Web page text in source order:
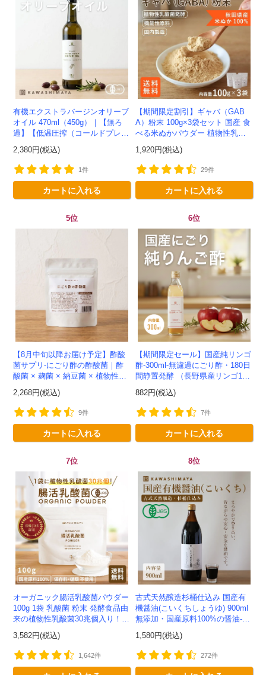
有機エクストラバージンオリーブ
オイル 470ml（450g）｜【無ろ
過】【低温圧搾（コールドプレ
ス）製法】イタリア産-かわしま
屋-
2,380円(税込)
1件
カートに入れる
【期間限定割引】ギャバ（GAB
A）粉末 100g×3袋セット 国産 食
べる米ぬかパウダー 植物性乳酸
菌発酵 -かわしま屋- 【送料無
料】*メール便での発送...
1,920円(税込)
29件
カートに入れる
5位
【8月中旬以降お届け予定】酢酸
菌サプリ-にごり酢の酢酸菌｜酢
酸菌 × 麹菌 × 納豆菌 × 植物性乳
酸菌20兆個を一粒に凝縮-かわし
ま屋-モニター追加20...
2,268円(税込)
9件
カートに入れる
6位
【期間限定セール】国産純リンゴ
酢-300ml-無濾過にごり酢・180日
間静置発酵 （長野県産リンゴ10
0%）-かわしま屋-
882円(税込)
7件
カートに入れる
7位
オーガニック腸活乳酸菌パウダー
100g 1袋 乳酸菌 粉末 発酵食品由
来の植物性乳酸菌30兆個入り！有
機JAS認定 -かわしま屋- 【送料無
料】 *メ...
3,582円(税込)
1,642件
8位
古式天然醸造杉桶仕込み 国産有
機醤油(こいくちしょうゆ) 900ml
無添加・国産原料100%の醤油-か
わしま屋-
1,580円(税込)
272件